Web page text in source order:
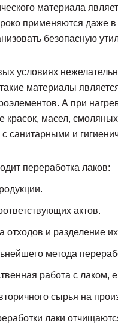
материала
применяются даже
безопасную
условиях
материалы
А при
красок, масел,
с санитарными и
переработка лаков:
актов.
отходов и разделение
метода
работа с лаком,
сырья на
лаки